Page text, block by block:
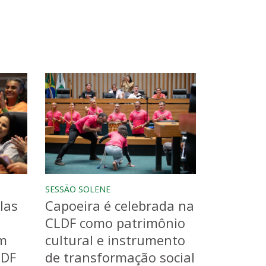
SESSÃO SOLENE
Capoeira é celebrada na
CLDF como patrimônio
cultural e instrumento
de transformação social